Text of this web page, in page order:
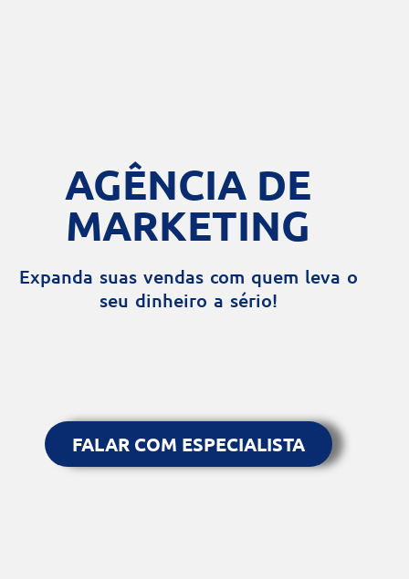
AGÊNCIA DE
MARKETING
Expanda suas vendas com quem leva o
seu dinheiro a sério!
FALAR COM ESPECIALISTA